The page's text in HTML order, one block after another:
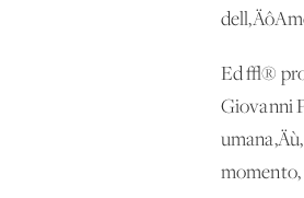
Ed √®
Giovanni
momento,